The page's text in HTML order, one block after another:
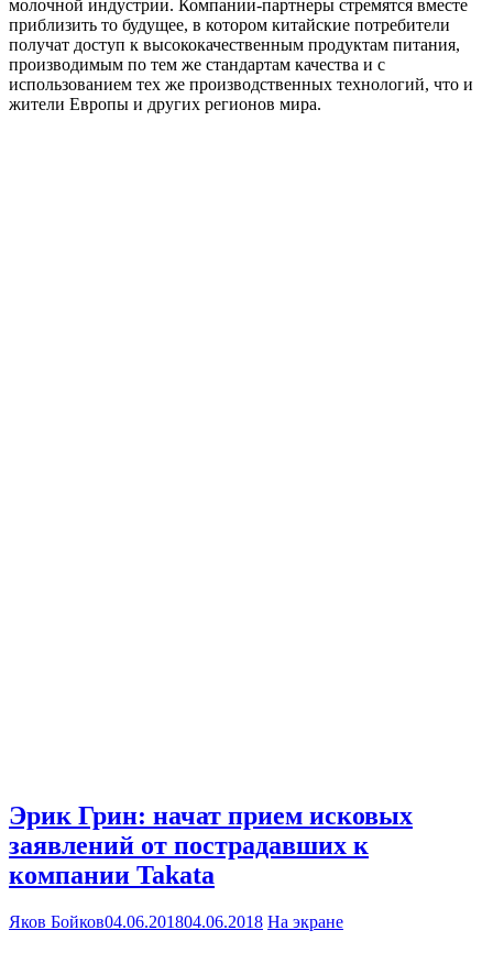
молочной индустрии. Компании-партнеры стремятся вместе
приблизить то будущее, в котором китайские потребители
получат доступ к высококачественным продуктам питания,
производимым по тем же стандартам качества и с
использованием тех же производственных технологий, что и
жители Европы и других регионов мира.
Эрик Грин: начат прием исковых
заявлений от пострадавших к
компании Takata
Яков Бойков04.06.201804.06.2018 На экране